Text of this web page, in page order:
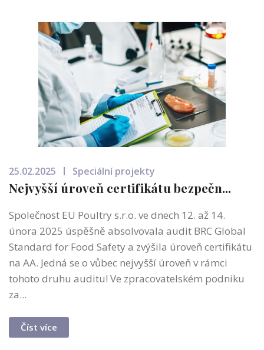
25.02.2025 Speciální projekty
Nejvyšší úroveň certifikátu bezpečn...
Společnost EU Poultry s.r.o. ve dnech 12. až 14.
února 2025 úspěšně absolvovala audit BRC Global
Standard for Food Safety a zvýšila úroveň certifikátu
na AA. Jedná se o vůbec nejvyšší úroveň v rámci
tohoto druhu auditu! Ve zpracovatelském podniku
za...
Číst více